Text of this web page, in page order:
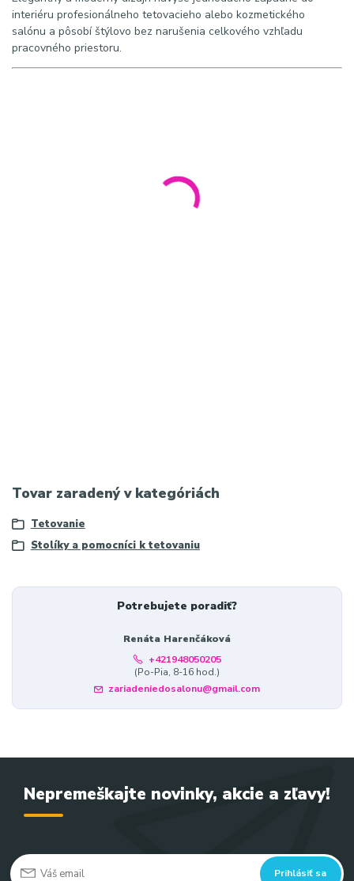
interiéru profesionálneho tetovacieho alebo kozmetického
salónu a pôsobí štýlovo bez narušenia celkového vzhľadu
pracovného priestoru.
pogumovanými kolieskami, odnímateľným zásobníkom, držiakom
na rukavice a organizérom na nástroje. Ideálny pre profesionálne
Tovar zaradený v kategóriách
Tetovanie
Stolíky a pomocníci k tetovaniu
Potrebujete poradiť?
Renáta Harenčáková
+421948050205
(Po-Pia, 8-16 hod.)
zariadeniedosalonu@gmail.com
Nepremeškajte novinky, akcie a zľavy!
Prihlásiť sa